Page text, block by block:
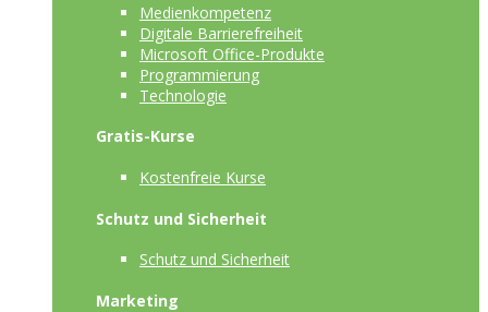
Medienkompetenz
Digitale Barrierefreiheit
Microsoft Office-Produkte
Programmierung
Technologie
Gratis-Kurse
Kostenfreie Kurse
Schutz und Sicherheit
Schutz und Sicherheit
Marketing